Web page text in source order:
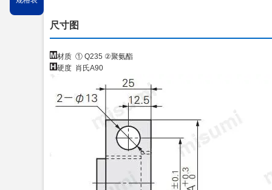
尺寸图
材质 ① Q235 ②聚氨酯
硬度 肖氏A90